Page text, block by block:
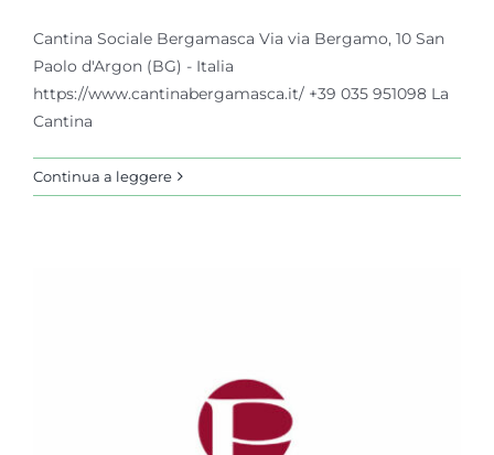
Cantina Sociale Bergamasca Via via Bergamo, 10 San
Paolo d'Argon (BG) - Italia
https://www.cantinabergamasca.it/ +39 035 951098 La
Cantina
Continua a leggere